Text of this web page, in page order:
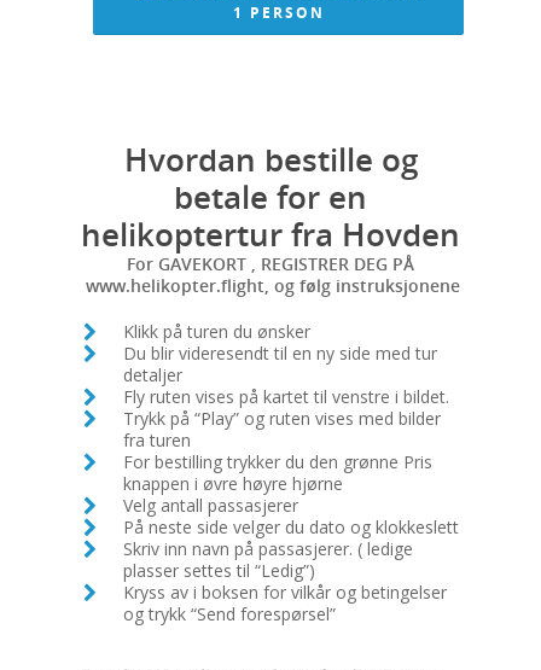
1 PERSON
Hvordan bestille og
betale for en
helikoptertur fra Hovden
For GAVEKORT , REGISTRER DEG PÅ
www.helikopter.flight, og følg instruksjonene
Klikk på turen du ønsker
Du blir videresendt til en ny side med tur
detaljer
Fly ruten vises på kartet til venstre i bildet.
Trykk på “Play” og ruten vises med bilder
fra turen
For bestilling trykker du den grønne Pris
knappen i øvre høyre hjørne
Velg antall passasjerer
På neste side velger du dato og klokkeslett
Skriv inn navn på passasjerer. ( ledige
plasser settes til “Ledig”)
Kryss av i boksen for vilkår og betingelser
og trykk “Send forespørsel”